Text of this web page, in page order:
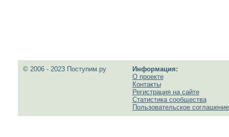
© 2006 - 2023 Поступим.ру
Информация:
О проекте
Контакты
Регистрация на сайте
Статистика сообщества
Пользовательское соглашение